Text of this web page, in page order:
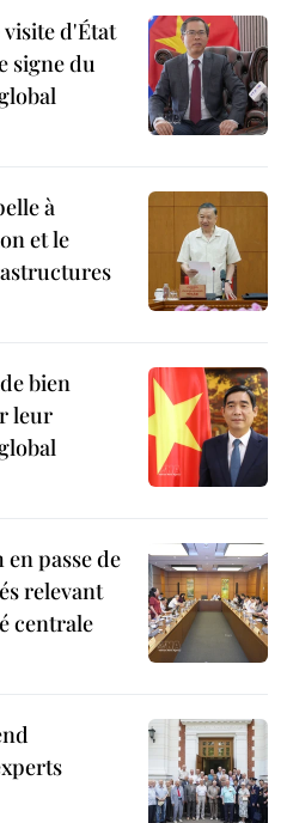
d'État
signe du
à
et le
bien
leur
passe de
relevant
centrale